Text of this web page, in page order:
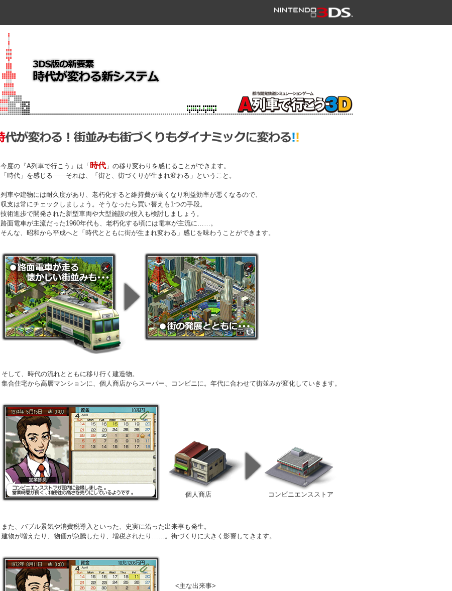
今度の『A列車で行こう』は「 時代 」の移り変わりを感じることができます。
「時代」を感じる――それは、「街と、街づくりが生まれ変わる」ということ。
列車や建物には耐久度があり、老朽化すると維持費が高くなり利益効率が悪くなるので、
収支は常にチェックしましょう。そうなったら買い替えも1つの手段。
技術進歩で開発された新型車両や大型施設の投入も検討しましょう。
路面電車が主流だった1960年代も、老朽化する頃には電車が主流に……。
そんな、昭和から平成へと「時代とともに街が生まれ変わる」感じを味わうことができます。
そして、時代の流れとともに移り行く建造物。
集合住宅から高層マンションに、個人商店からスーパー、コンビニに。年代に合わせて街並みが変化していきます。
個人商店 コンビニエンスストア
また、バブル景気や消費税導入といった、史実に沿った出来事も発生。
建物が増えたり、物価が急騰したり、増税されたり……。街づくりに大きく影響してきます。
<主な出来事>